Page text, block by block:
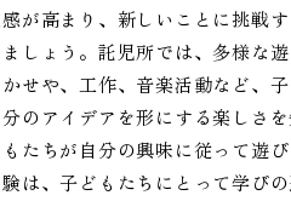
が高まり、新しいことに挑戦
しょう。託児所では、多様な
せや、工作、音楽活動など、
のアイデアを形にする楽しさ
たちが自分の興味に従って遊
は、子どもたちにとって学び